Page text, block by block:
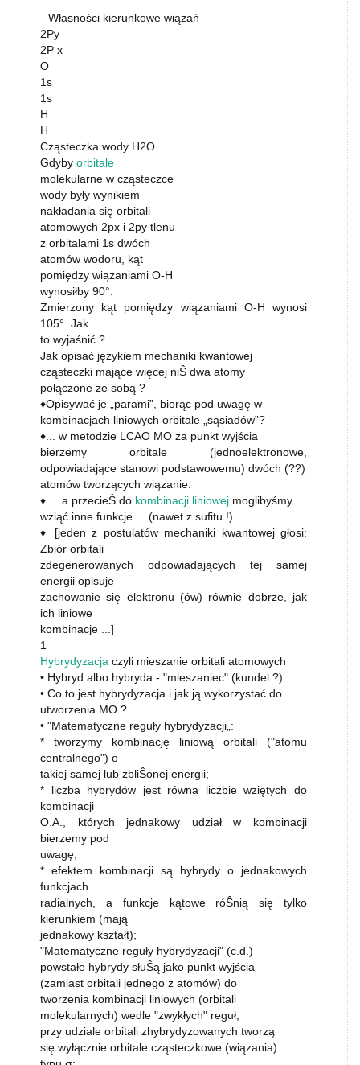
Własności kierunkowe wiązań
2Py
2P x
O
1s
1s
H
H
Cząsteczka wody H2O
Gdyby orbitale
molekularne w cząsteczce
wody były wynikiem
nakładania się orbitali
atomowych 2px i 2py tlenu
z orbitalami 1s dwóch
atomów wodoru, kąt
pomiędzy wiązaniami O-H
wynosiłby 90°.
Zmierzony kąt pomiędzy wiązaniami O-H wynosi
105°. Jak
to wyjaśnić ?
Jak opisać językiem mechaniki kwantowej
cząsteczki mające więcej niŜ dwa atomy
połączone ze sobą ?
♦Opisywać je „parami”, biorąc pod uwagę w
kombinacjach liniowych orbitale „sąsiadów”?
♦... w metodzie LCAO MO za punkt wyjścia
bierzemy orbitale (jednoelektronowe,
odpowiadające stanowi podstawowemu) dwóch (??)
atomów tworzących wiązanie.
♦ ... a przecieŜ do kombinacji liniowej moglibyśmy
wziąć inne funkcje ... (nawet z sufitu !)
♦ [jeden z postulatów mechaniki kwantowej głosi:
Zbiór orbitali
zdegenerowanych odpowiadających tej samej
energii opisuje
zachowanie się elektronu (ów) równie dobrze, jak
ich liniowe
kombinacje ...]
1
Hybrydyzacja czyli mieszanie orbitali atomowych
• Hybryd albo hybryda - "mieszaniec" (kundel ?)
• Co to jest hybrydyzacja i jak ją wykorzystać do
utworzenia MO ?
• "Matematyczne reguły hybrydyzacji„:
* tworzymy kombinację liniową orbitali ("atomu
centralnego") o
takiej samej lub zbliŜonej energii;
* liczba hybrydów jest równa liczbie wziętych do
kombinacji
O.A., których jednakowy udział w kombinacji
bierzemy pod
uwagę;
* efektem kombinacji są hybrydy o jednakowych
funkcjach
radialnych, a funkcje kątowe róŜnią się tylko
kierunkiem (mają
jednakowy kształt);
"Matematyczne reguły hybrydyzacji" (c.d.)
powstałe hybrydy słuŜą jako punkt wyjścia
(zamiast orbitali jednego z atomów) do
tworzenia kombinacji liniowych (orbitali
molekularnych) wedle "zwykłych" reguł;
przy udziale orbitali zhybrydyzowanych tworzą
się wyłącznie orbitale cząsteczkowe (wiązania)